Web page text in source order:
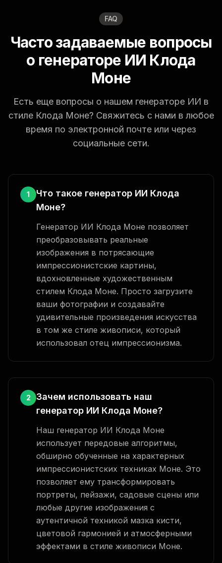
FAQ
Часто задаваемые вопросы
о генераторе ИИ Клода
Моне
Есть еще вопросы о нашем генераторе ИИ в
стиле Клода Моне? Свяжитесь с нами в любое
время по электронной почте или через
социальные сети.
1
Что такое генератор ИИ Клода
Моне?
Генератор ИИ Клода Моне позволяет
преобразовывать реальные
изображения в потрясающие
импрессионистские картины,
вдохновленные художественным
стилем Клода Моне. Просто загрузите
ваши фотографии и создавайте
удивительные произведения искусства
в том же стиле живописи, который
использовал отец импрессионизма.
2
Зачем использовать наш
генератор ИИ Клода Моне?
Наш генератор ИИ Клода Моне
использует передовые алгоритмы,
обширно обученные на характерных
импрессионистских техниках Моне. Это
позволяет ему трансформировать
портреты, пейзажи, садовые сцены или
любые другие изображения с
аутентичной техникой мазка кисти,
цветовой гармонией и атмосферными
эффектами в стиле живописи Моне.